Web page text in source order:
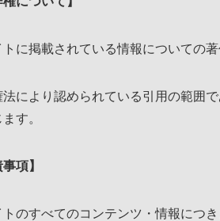
トに掲載されている情報についての
法により認められている引用の範囲
す。
事項】
トのすべてのコンテンツ・情報につ